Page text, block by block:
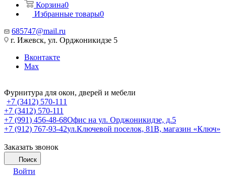
Корзина0
Избранные товары0
685747@mail.ru
г. Ижевск, ул. Орджоникидзе 5
Вконтакте
Max
Фурнитура для окон, дверей и мебели
+7 (3412) 570-111
+7 (3412) 570-111
+7 (991) 456-48-68Офис на ул. Орджоникидзе, д.5
+7 (912) 767-93-42ул.Ключевой поселок, 81В, магазин «Ключ»
Заказать звонок
Поиск
Войти